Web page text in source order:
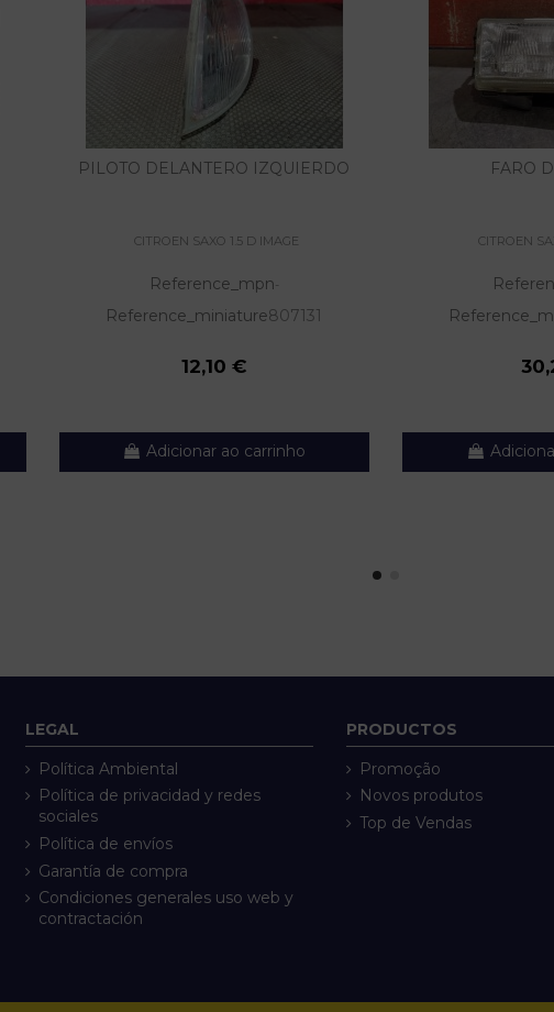
PILOTO DELANTERO IZQUIERDO
CITROEN SAXO 1.5 D IMAGE
Reference_mpn-
Reference_miniature807131
12,10 €
Adicionar ao carrinho
FARO
CITROEN
LEGAL
Política Ambiental
Política de privacidad y redes
sociales
Política de envíos
Garantía de compra
Condiciones generales uso web y
contractación
PRODUCTOS
Promoção
Novos produtos
Top de Vendas